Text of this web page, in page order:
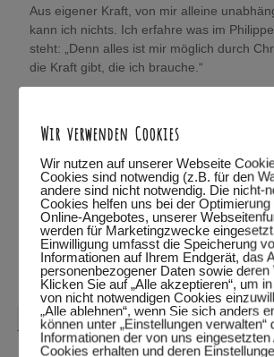
Aus eigener Kraft, von mir alleine
kann ich nichts. Ich erfahre was im
steht: „Denn alles ist mir möglich durch
die Kraft gibt, die ich brauche.“
Herren und ich darf aus Gnade sein
Sooooo… viele Gedanken, die ich gerne
Wolfgang, mich würde sehr interessieren,
denkst.
In Verbundenheit,
Mira
Antworten↓
Wolfgang Dodelsagte am28.10.2015 um 22:08 :
Wir verwenden Cookies
Wir nutzen auf unserer Webseite
Cookies sind notwendig (z.B. für den
andere sind nicht notwendig. Die nicht-
Cookies helfen uns bei der Optimierung
Online-Angebotes, unserer
werden für Marketingzwecke
Einwilligung umfasst die Speicherung
Informationen auf Ihrem Endgerät, das
personenbezogener Daten sowie deren
Klicken Sie auf „Alle akzeptieren“, um
von nicht notwendigen Cookies
„Alle ablehnen“, wenn Sie sich anders
können unter „Einstellungen verwalten“
Informationen der von uns eingesetzten
Cookies erhalten und deren